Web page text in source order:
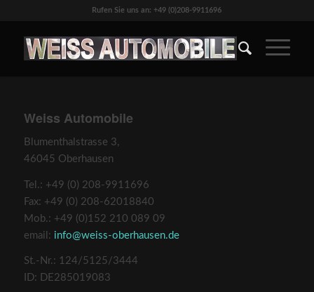
Rufen Sie uns an: +49 (0)208-9911696
Weiss Automobile
Blumenthalstrasse 3,
46045 Oberhausen
Tel.: +49 (0) 208-9911696
Fax: +49 (0) 208-62018840
Mob.: +49 (0)152 210 089 09
email: info@weiss-oberhausen.de
St.-Nr.: 124/5125/3444
ID: DE285019083